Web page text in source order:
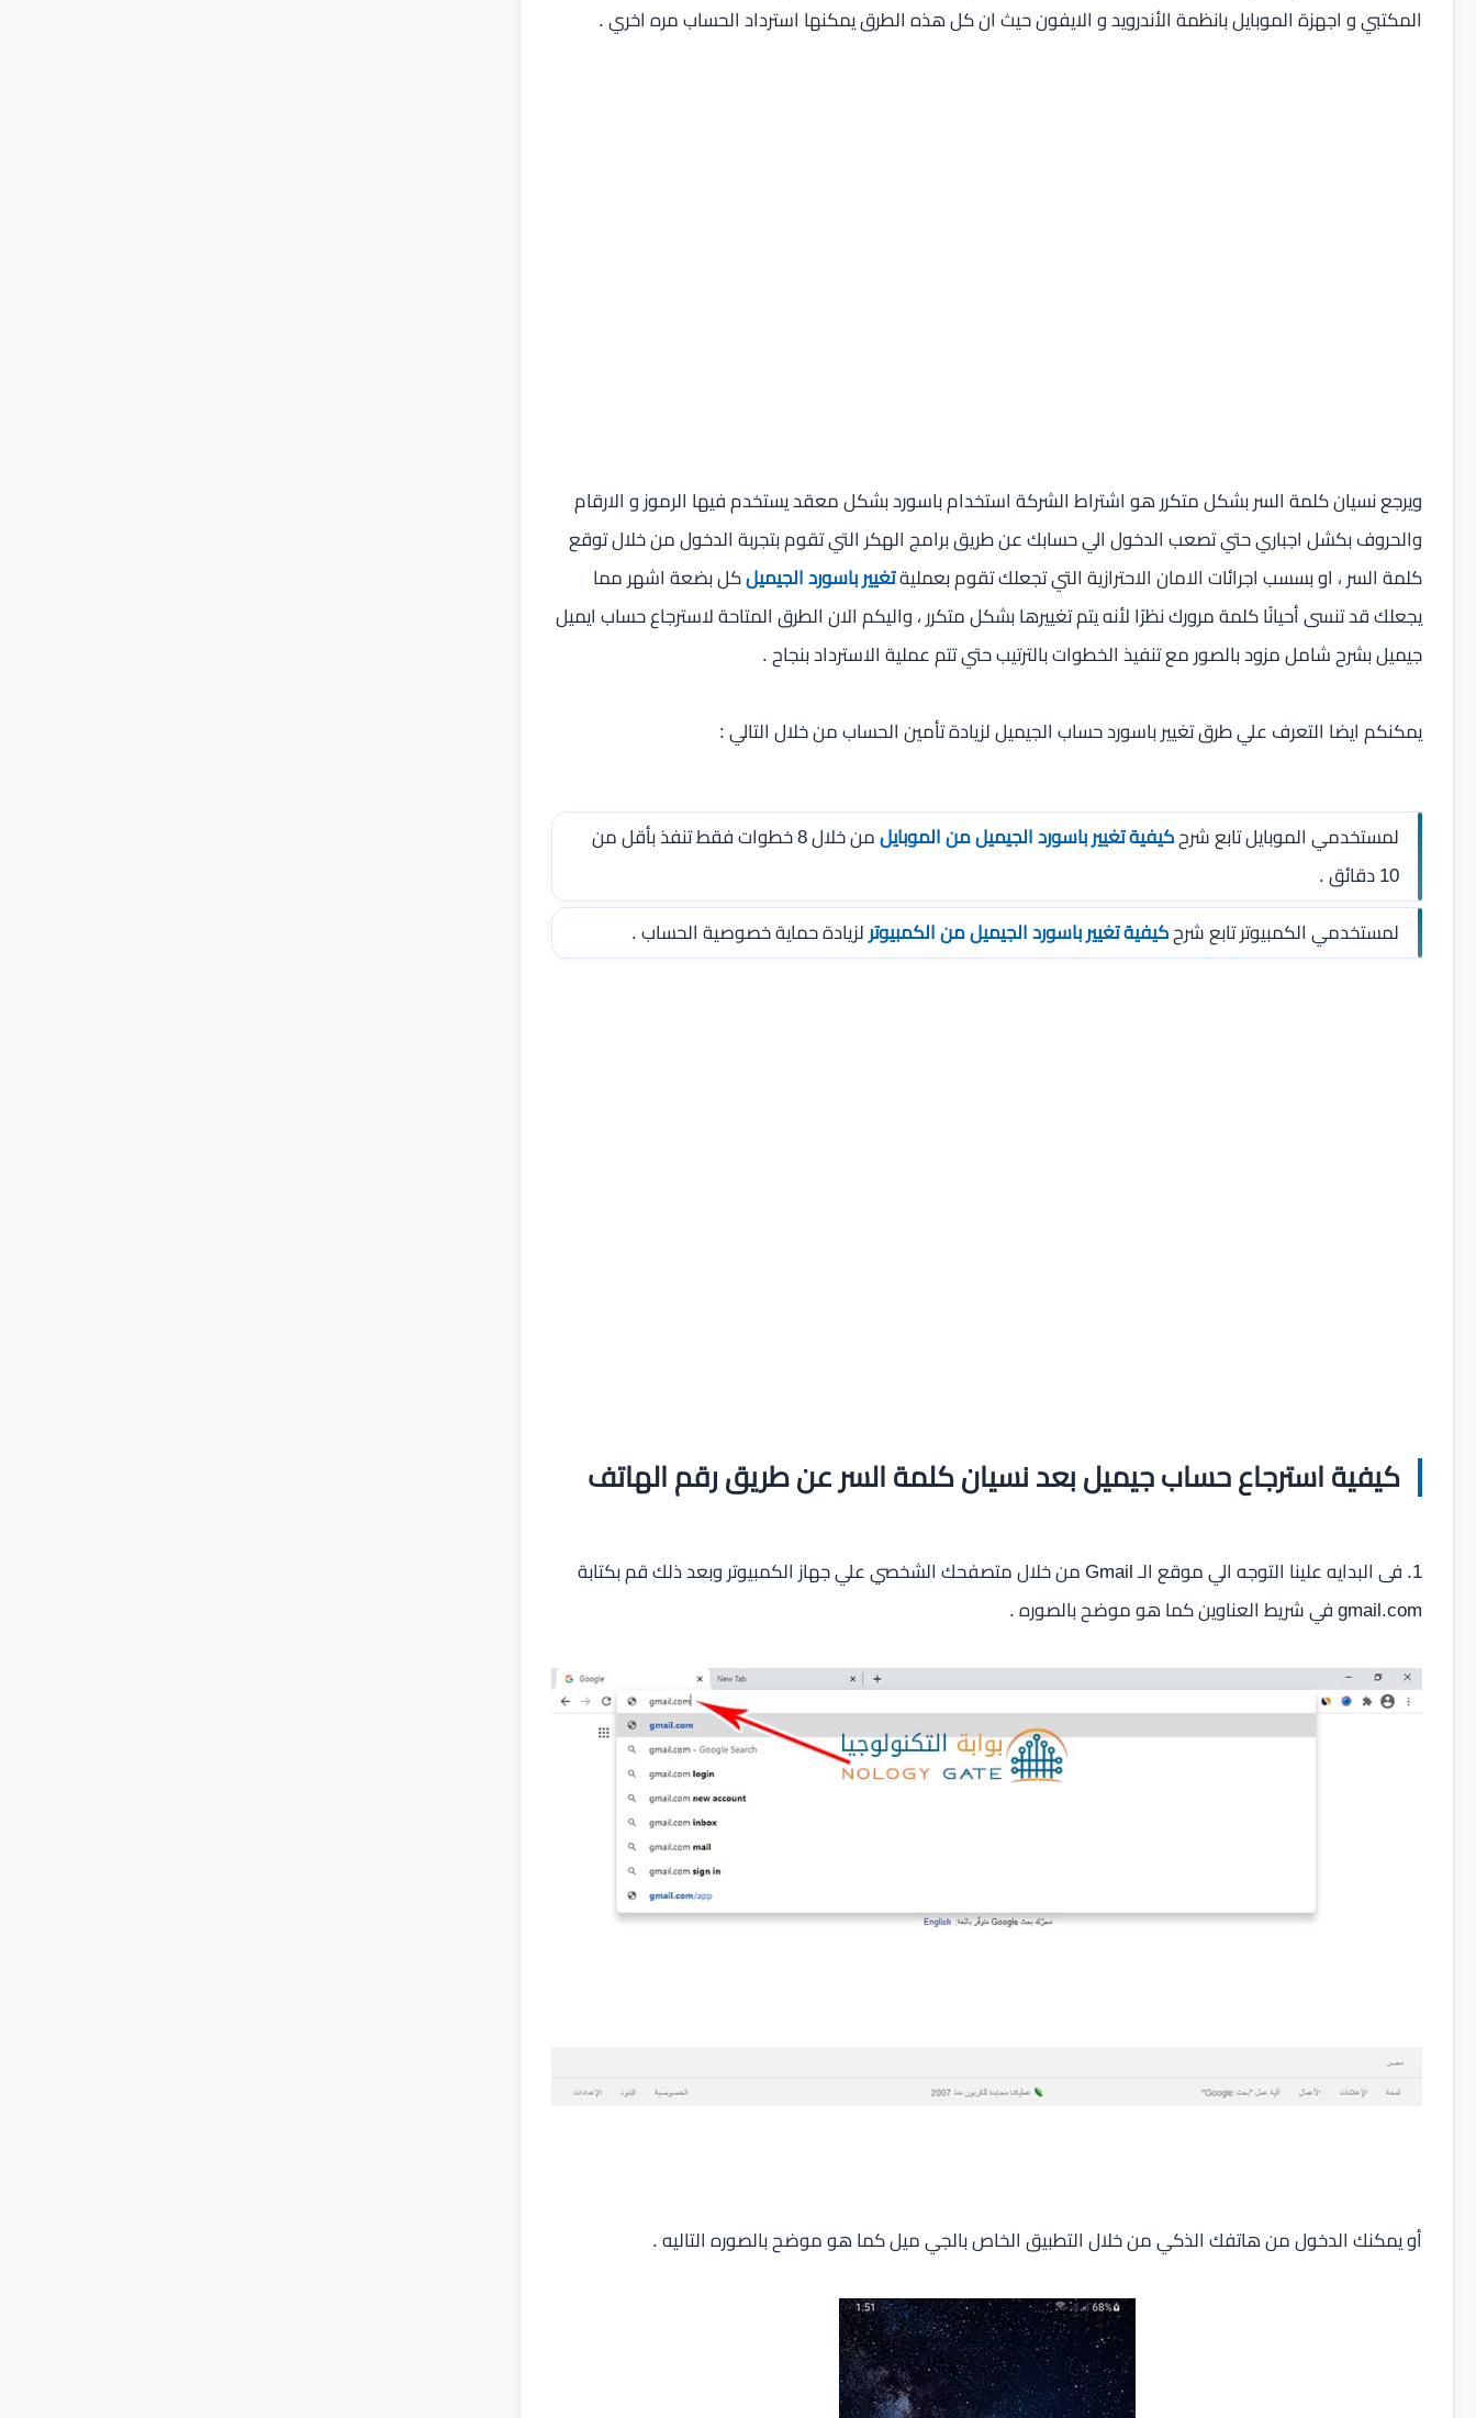
المكتبي و اجهزة الموبايل بانظمة الأندرويد و الايفون حيث ان كل هذه الطرق يمكنها استرداد الحساب مره اخري .
ويرجع نسيان كلمة السر بشكل متكرر هو اشتراط الشركة استخدام باسورد بشكل معقد يستخدم فيها الرموز و الارقام
والحروف بكشل اجباري حتي تصعب الدخول الي حسابك عن طريق برامج الهكر التي تقوم بتجربة الدخول من خلال توقع
كلمة السر ، او بسسب اجرائات الامان الاحترازية التي تجعلك تقوم بعمليةتغيير باسورد الجيميلكل بضعة اشهر مما
يجعلك قد تنسى أحيانًا كلمة مرورك نظرًا لأنه يتم تغييرها بشكل متكرر ، واليكم الان الطرق المتاحة لاسترجاع حساب ايميل
جيميل بشرح شامل مزود بالصور مع تنفيذ الخطوات بالترتيب حتي تتم عملية الاسترداد بنجاح .
يمكنكم ايضا التعرف علي طرق تغيير باسورد حساب الجيميل لزيادة تأمين الحساب من خلال التالي :
لمستخدمي الموبايل تابع شرحكيفية تغيير باسورد الجيميل من الموبايل
من خلال 8 خطوات فقط تنفذ بأقل من
10 دقائق .
لمستخدمي الكمبيوتر تابع شرحكيفية تغيير باسورد الجيميل من الكمبيوترلزيادة حماية خصوصية الحساب .
كيفية استرجاع حساب جيميل بعد نسيان كلمة السر عن طريق رقم الهاتف
1. فى البدايه علينا التوجه الي موقع الـ Gmail من خلال متصفحك الشخصي علي جهاز الكمبيوتر وبعد ذلك قم بكتابة
gmail.com في شريط العناوين كما هو موضح بالصوره .
أو يمكنك الدخول من هاتفك الذكي من خلال التطبيق الخاص بالجي ميل كما هو موضح بالصوره التاليه .